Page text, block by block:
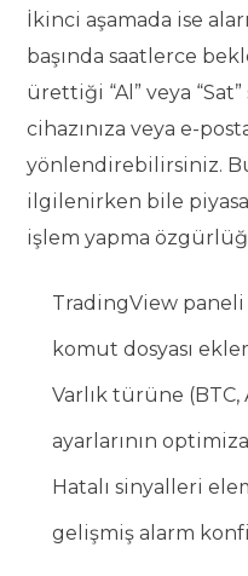
İkinci aşamada ise
başında saatlerce
ürettiği “Al” veya
cihazınıza veya e-
yönlendirebilirsiniz.
ilgilenirken bile
işlem yapma
TradingView
komut dosyası
Varlık türüne
ayarlarının
Hatalı sinyalleri
gelişmiş alarm